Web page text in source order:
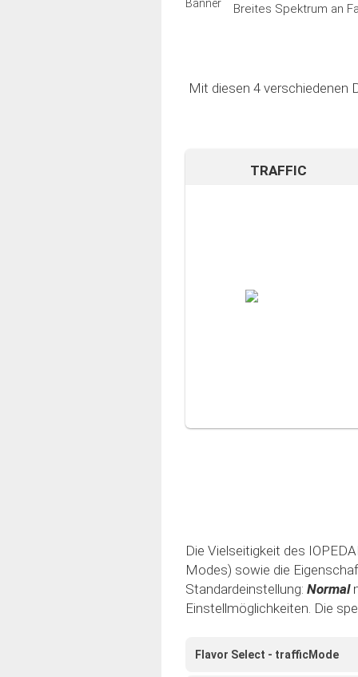
Breites Spektrum an
Mit diesen 4 verschiedenen
TRAFFIC
Die Vielseitigkeit des
Modes) sowie die
Standardeinstellung: Normal
Einstellmöglichkeiten. Die
Flavor Select - trafficMode